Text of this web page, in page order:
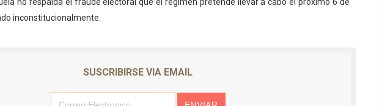
no respalda el fraude electoral que el régimen pretende llevar a cabo el próximo 6 de
inconstitucionalmente.
SUSCRIBIRSE VIA EMAIL